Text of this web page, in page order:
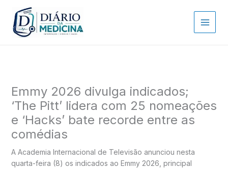
para
conteúdo
Emmy 2026 divulga indicados;
‘The Pitt’ lidera com 25 nomeações
e ‘Hacks’ bate recorde entre as
comédias
A Academia Internacional de Televisão anunciou nesta
quarta-feira (8) os indicados ao Emmy 2026, principal